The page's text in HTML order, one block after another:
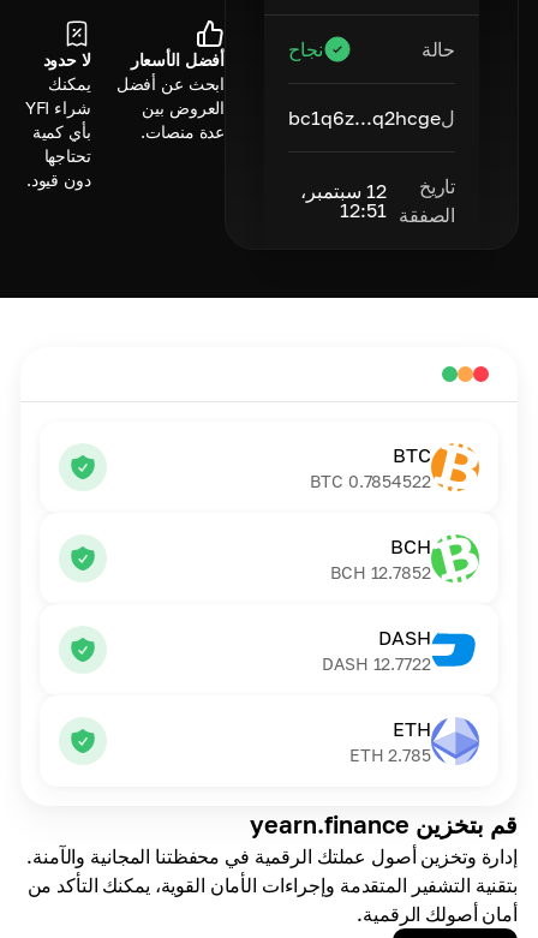
حالة نجاح
لbc1q6z...q2hcge
تاريخ
الصفقة
12 سبتمبر،
12:51
أفضل الأسعار
ابحث عن أفضل
العروض بين
عدة منصات.
لا حدود
يمكنك
شراء YFI
بأي كمية
تحتاجها
دون قيود.
قم بتخزين yearn.finance
إدارة وتخزين أصول عملتك الرقمية في محفظتنا المجانية والآمنة.
بتقنية التشفير المتقدمة وإجراءات الأمان القوية، يمكنك التأكد من
أمان أصولك الرقمية.
BTC
0.7854522
BTC
BCH
12.7852
BCH
DASH
12.7722
DASH
ETH
2.785
ETH